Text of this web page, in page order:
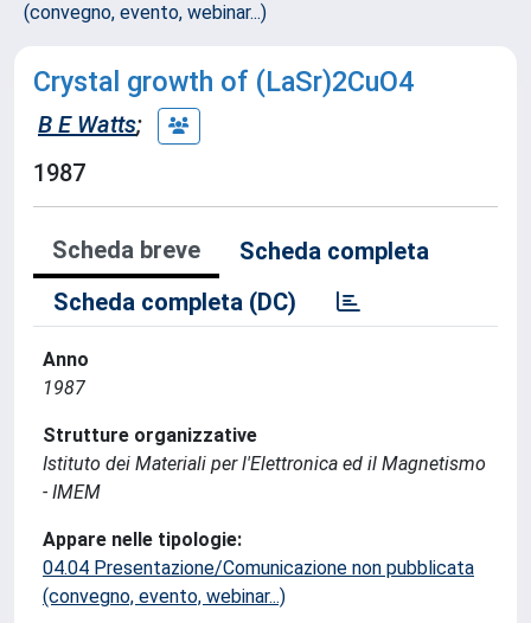
(convegno, evento, webinar...)
Crystal growth of (LaSr)2CuO4
B E Watts;
1987
Scheda breve
Scheda completa
Scheda completa (DC)
Anno
1987
Strutture organizzative
Istituto dei Materiali per l'Elettronica ed il Magnetismo
- IMEM
Appare nelle tipologie:
04.04 Presentazione/Comunicazione non pubblicata
(convegno, evento, webinar...)